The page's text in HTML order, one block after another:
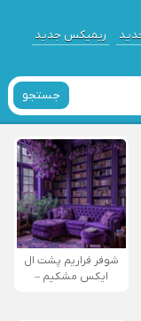
ریمیکس جدید
جستجو
شوفر فراریم پشت ال
ایکس مشکیم –